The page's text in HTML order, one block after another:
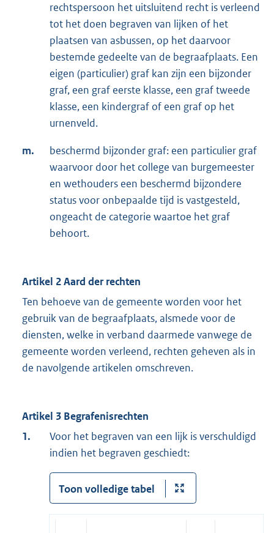
rechtspersoon het uitsluitend recht is verleend
tot het doen begraven van lijken of het
plaatsen van asbussen, op het daarvoor
bestemde gedeelte van de begraafplaats. Een
eigen (particulier) graf kan zijn een bijzonder
graf, een graf eerste klasse, een graf tweede
klasse, een kindergraf of een graf op het
urnenveld.
m.
beschermd bijzonder graf: een particulier graf
waarvoor door het college van burgemeester
en wethouders een beschermd bijzondere
status voor onbepaalde tijd is vastgesteld,
ongeacht de categorie waartoe het graf
behoort.
Artikel 2 Aard der rechten
Ten behoeve van de gemeente worden voor het
gebruik van de begraafplaats, alsmede voor de
diensten, welke in verband daarmede vanwege de
gemeente worden verleend, rechten geheven als in
de navolgende artikelen omschreven.
Artikel 3 Begrafenisrechten
1.
Voor het begraven van een lijk is verschuldigd
indien het begraven geschiedt:
Toon volledige tabel